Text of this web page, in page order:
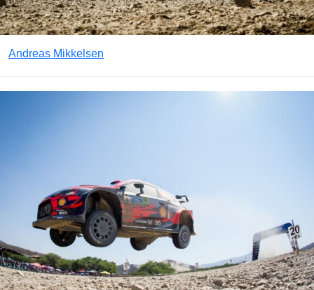
Andreas Mikkelsen